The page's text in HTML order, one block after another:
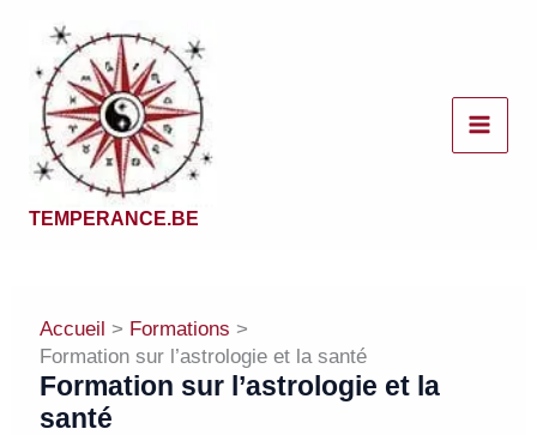
contenu
TEMPERANCE.BE
Accueil
Formations
Formation sur l’astrologie et la santé
Formation sur l’astrologie et la
santé